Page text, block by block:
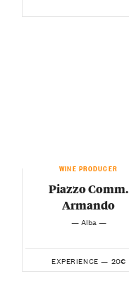
WINE PRODUCER
Piazzo Comm.
Armando
— Alba —
EXPERIENCE — 20€